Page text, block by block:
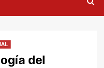
del